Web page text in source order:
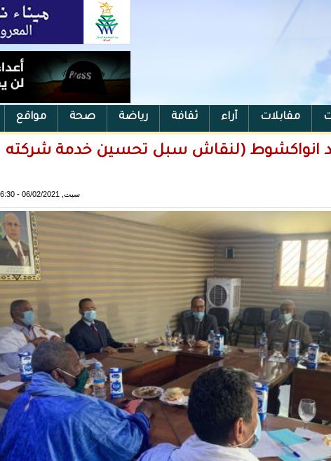
مقابلات آراء ثقافة رياضة صحة مواقع
انواكشوط (لنقاش سبل تحسين خدمة شركته
سبت, 06/02/2021 - 16:30